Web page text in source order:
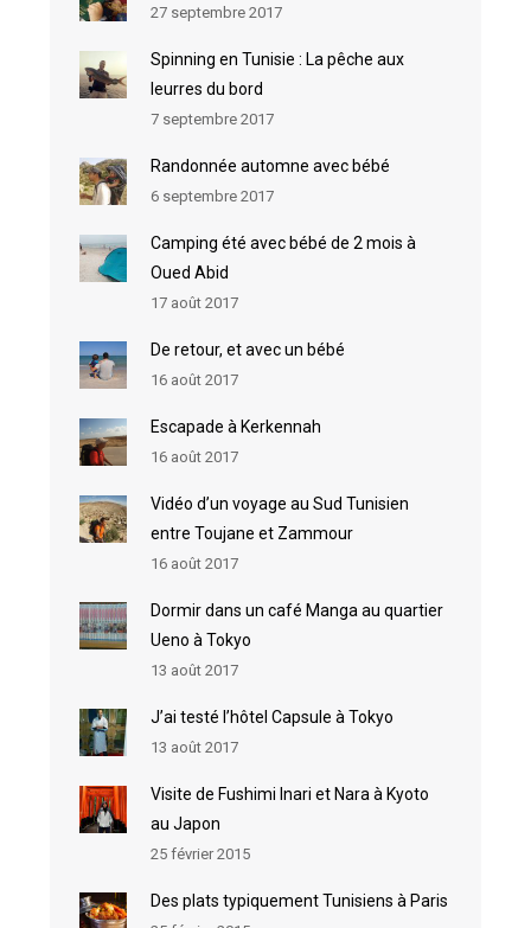
27 septembre 2017
Spinning en Tunisie : La pêche aux
leurres du bord
7 septembre 2017
Randonnée automne avec bébé
6 septembre 2017
Camping été avec bébé de 2 mois à
Oued Abid
17 août 2017
De retour, et avec un bébé
16 août 2017
Escapade à Kerkennah
16 août 2017
Vidéo d’un voyage au Sud Tunisien
entre Toujane et Zammour
16 août 2017
Dormir dans un café Manga au quartier
Ueno à Tokyo
13 août 2017
J’ai testé l’hôtel Capsule à Tokyo
13 août 2017
Visite de Fushimi Inari et Nara à Kyoto
au Japon
25 février 2015
Des plats typiquement Tunisiens à Paris